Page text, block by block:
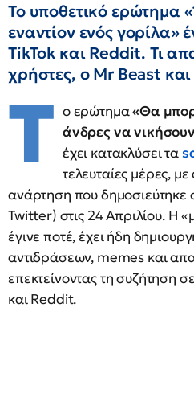
Το υποθετικό ερώτημα
εναντίον ενός γορίλα»
TikTok και Reddit. Τι
χρήστες, ο Mr Beast
Τ ο ερώτημα«Θα
άνδρες να
έχει κατακλύσει τα
τελευταίες μέρες,
ανάρτηση που δημοσιεύτηκε
Twitter) στις 24 Απριλίου. Η
έγινε ποτέ, έχει ήδη
αντιδράσεων, memes και
επεκτείνοντας τη συζήτηση
και Reddit.